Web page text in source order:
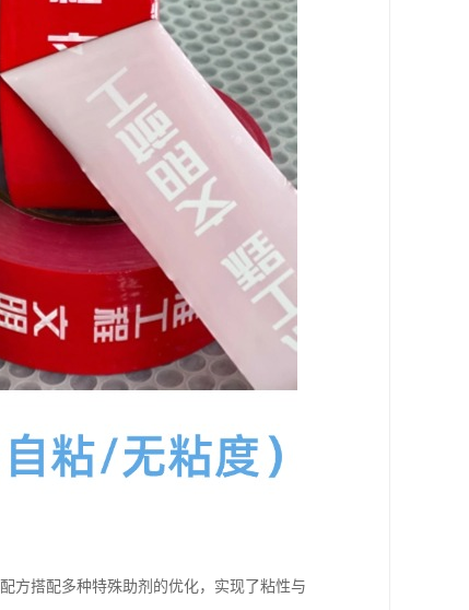
方搭配多种特殊助剂的优化，实现了粘性与